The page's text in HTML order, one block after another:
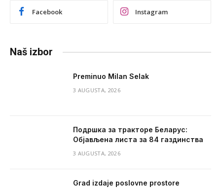
Facebook Instagram
Naš izbor
Preminuo Milan Selak
3 AUGUSTA, 2026
Подршка за тракторе Беларус:
Објављена листа за 84 газдинства
3 AUGUSTA, 2026
Grad izdaje poslovne prostore